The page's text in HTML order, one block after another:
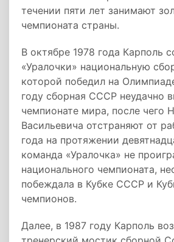
течении пяти лет занимают
чемпионата страны.
В октябре 1978 года Карполь
«Уралочки» национальную
которой победил на
году сборная СССР неудачно
чемпионате мира, после чего
Васильевича отстраняют от
года на протяжении
команда «Уралочка» не
национального чемпионата,
побеждала в Кубке СССР и
чемпионов.
Далее, в 1987 году Карполь